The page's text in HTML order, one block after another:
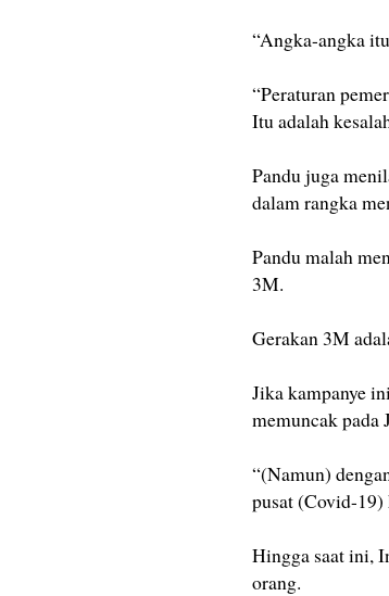
“Angka-angka
“Peraturan
Itu adalah
Pandu juga
dalam rangka
Pandu malah
3M.
Gerakan 3M
Jika kampanye
memuncak pada
“(Namun)
pusat (Covid-19)
Hingga saat ini,
orang.